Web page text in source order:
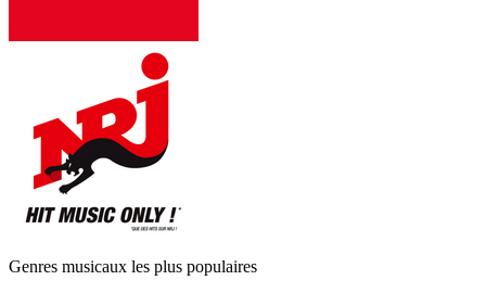
Genres musicaux les plus populaires